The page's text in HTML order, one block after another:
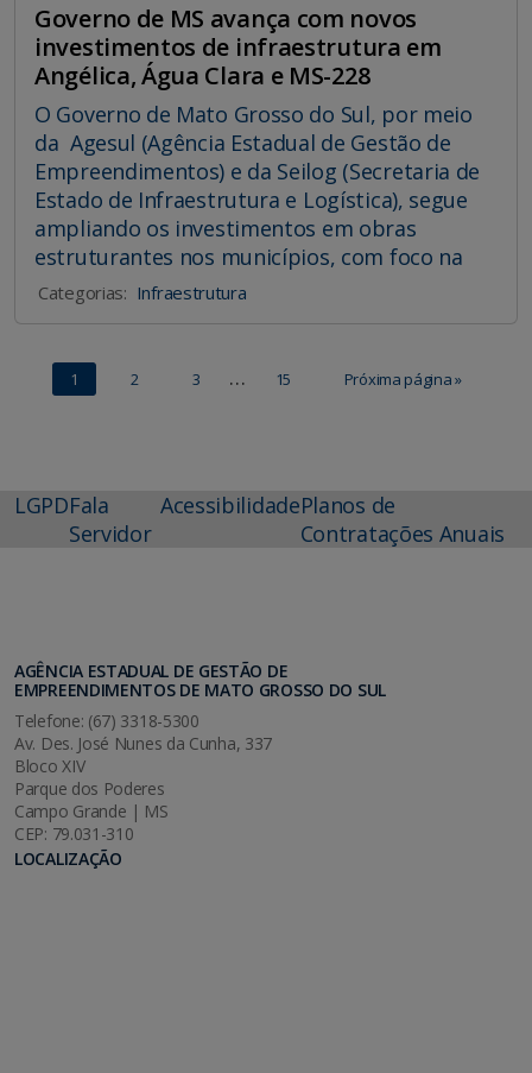
Governo de MS avança com novos
investimentos de infraestrutura em
Angélica, Água Clara e MS-228
O Governo de Mato Grosso do Sul, por meio
da Agesul (Agência Estadual de Gestão de
Empreendimentos) e da Seilog (Secretaria de
Estado de Infraestrutura e Logística), segue
ampliando os investimentos em obras
estruturantes nos municípios, com foco na
Categorias: Infraestrutura
1 2 3 … 15 Próxima página »
LGPDFala
Servidor
AcessibilidadePlanos de
Contratações Anuais
AGÊNCIA ESTADUAL DE GESTÃO DE
EMPREENDIMENTOS DE MATO GROSSO DO SUL
Telefone: (67) 3318-5300
Av. Des. José Nunes da Cunha, 337
Bloco XIV
Parque dos Poderes
Campo Grande | MS
CEP: 79.031-310
LOCALIZAÇÃO